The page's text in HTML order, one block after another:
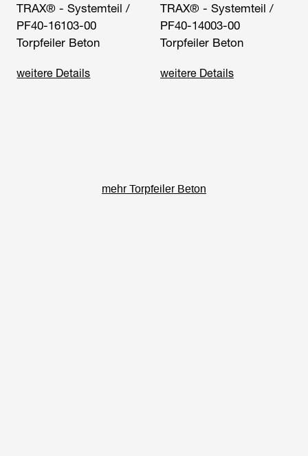
TRAX® - Systemteil /
PF40-16103-00
Torpfeiler Beton
weitere Details
TRAX® - Systemteil /
PF40-14003-00
Torpfeiler Beton
weitere Details
mehr Torpfeiler Beton